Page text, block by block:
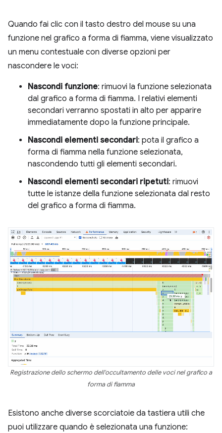
Quando fai clic con il tasto destro del mouse su una
funzione nel grafico a forma di fiamma, viene visualizzato
un menu contestuale con diverse opzioni per
nascondere le voci:
Nascondi funzione: rimuovi la funzione selezionata
dal grafico a forma di fiamma. I relativi elementi
secondari verranno spostati in alto per apparire
immediatamente dopo la funzione principale.
Nascondi elementi secondari: pota il grafico a
forma di fiamma nella funzione selezionata,
nascondendo tutti gli elementi secondari.
Nascondi elementi secondari ripetuti: rimuovi
tutte le istanze della funzione selezionata dal resto
del grafico a forma di fiamma.
Registrazione dello schermo dell'occultamento delle voci nel grafico a
forma di fiamma
Esistono anche diverse scorciatoie da tastiera utili che
puoi utilizzare quando è selezionata una funzione: